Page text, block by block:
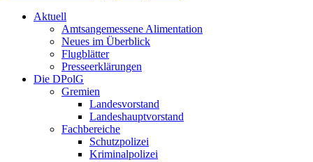
Aktuell
Amtsangemessene Alimentation
Neues im Überblick
Flugblätter
Presseerklärungen
Die DPolG
Gremien
Landesvorstand
Landeshauptvorstand
Fachbereiche
Schutzpolizei
Kriminalpolizei